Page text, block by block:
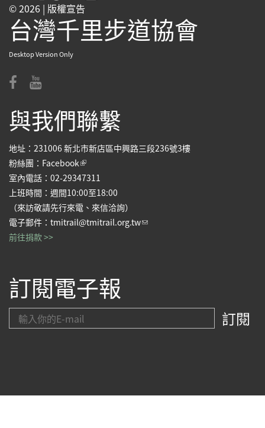
© 2026 | 版權宣告
台灣千里步道協會
Desktop Version Only
與我們聯繫
地址：231006 新北市新店區中興路三段236號3樓
粉絲團： Facebook(link is external)
室內電話：02-29347311
上班時間：週間10:00至18:00
（來訪敬請先行來電、來信洽詢）
電子郵件： tmitrail@tmitrail.org.tw(link sends e-mail)
前往捐款 >>
訂閱電子報